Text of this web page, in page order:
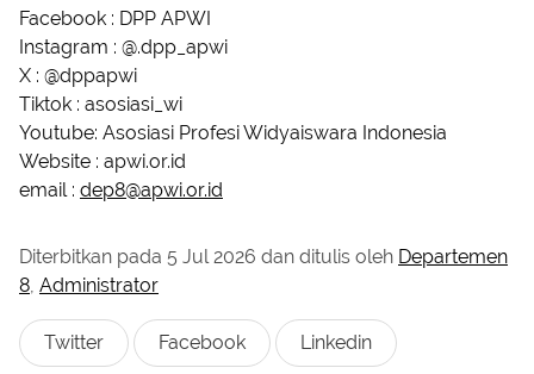
Facebook : DPP APWI
Instagram : @.dpp_apwi
X : @dppapwi
Tiktok : asosiasi_wi
Youtube: Asosiasi Profesi Widyaiswara Indonesia
Website : apwi.or.id
email : dep8@apwi.or.id
Diterbitkan pada 5 Jul 2026 dan ditulis oleh Departemen
8 Administrator
Twitter Facebook Linkedin